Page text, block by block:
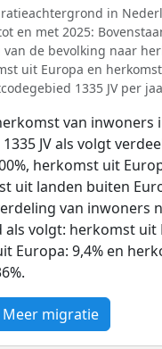
in
en met 2025:
de bevolking naar
uit Europa en
1335 JV per
van inwoners
JV als volgt
herkomst uit
uit landen buiten
van inwoners
volgt: herkomst uit
Europa: 9,4% en
Meer migratie